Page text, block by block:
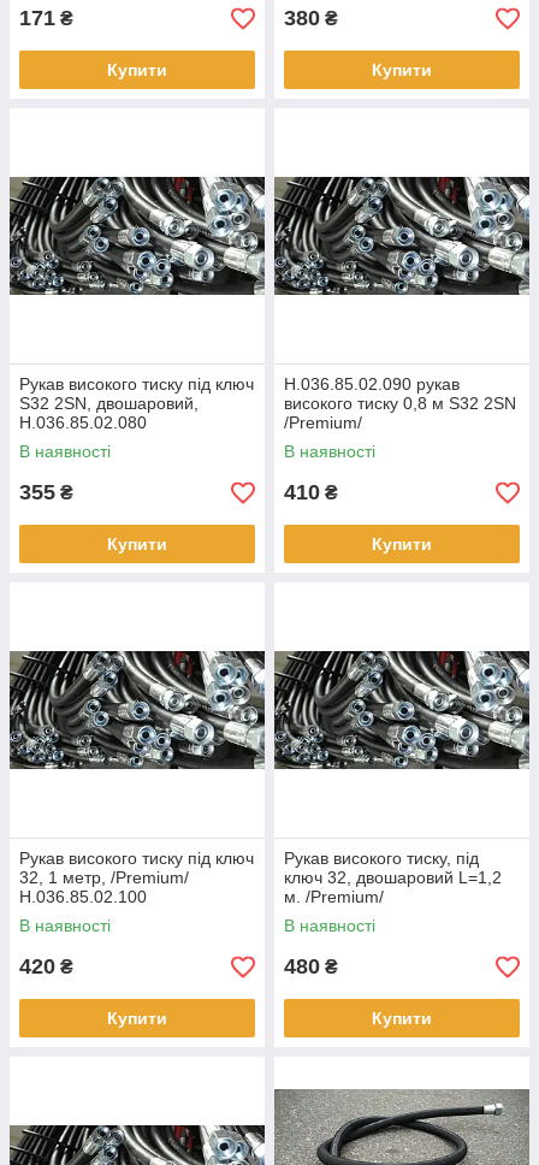
171 ₴
Купити
380 ₴
Купити
Рукав високого тиску під ключ
S32 2SN, двошаровий,
Н.036.85.02.080
В наявності
355 ₴
Купити
Н.036.85.02.090 рукав
високого тиску 0,8 м S32 2SN
/Premium/
В наявності
410 ₴
Купити
Рукав високого тиску під ключ
32, 1 метр, /Premium/
Н.036.85.02.100
В наявності
420 ₴
Купити
Рукав високого тиску, під
ключ 32, двошаровий L=1,2
м. /Premium/
В наявності
480 ₴
Купити